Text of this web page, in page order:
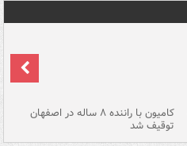
کامیون با راننده ۸ ساله در اصفهان
توقیف شد